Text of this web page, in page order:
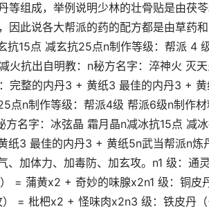
等组成，举例说明少林的壮骨贴是由茯
因此说各大帮派的药的配方都是由草药
抗15点 减玄抗25点n制作等级：帮派 4
火抗出自明教：n秘方名字：淬神火 灭
完整的内丹3 + 黄纸3 最佳的内丹3 +
点n制作等级：帮派4级 帮派6级n制作
方名字：冰弦晶 霜月晶n减冰抗15点 减
纸3 最佳的内丹3 + 黄纸5n武当帮派n炼
、加体力、加毒防、加玄攻。n1 级：
= 蒲黄x2 + 奇妙的味腺x2n1 级：铜
） = 枇杷x2 + 怪味肉x2n3 级：铁皮丹